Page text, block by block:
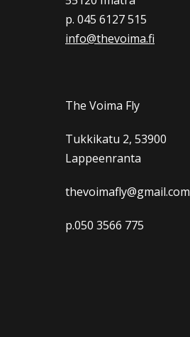
p. 045 6127 515
info@thevoima.fi
The Voima Fly
Tukkikatu 2, 53900
Lappeenranta
thevoimafly@gmail.com
p.050 3566 775